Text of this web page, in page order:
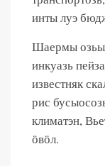
инты луэ
Шаермы озьы
инкуазь
известняк
рис
климатэн,
ӧвӧл.